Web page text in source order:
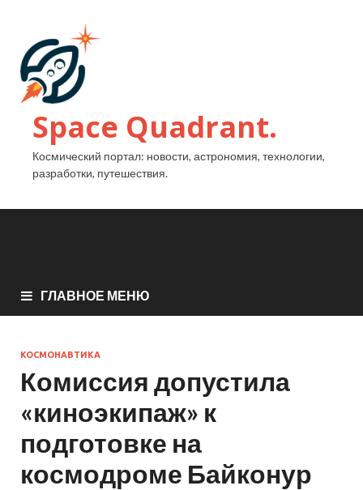
Space Quadrant.
Космический портал: новости, астрономия, технологии,
разработки, путешествия.
ГЛАВНОЕ МЕНЮ
КОСМОНАВТИКА
Комиссия допустила
«киноэкипаж» к
подготовке на
космодроме Байконур